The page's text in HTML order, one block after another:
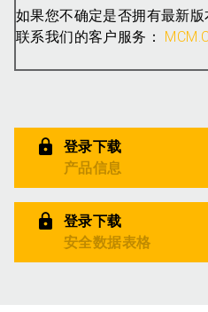
如果您不确定是否拥有最新
联系我们的客户服务：
登录下载
产品信息
登录下载
安全数据表格